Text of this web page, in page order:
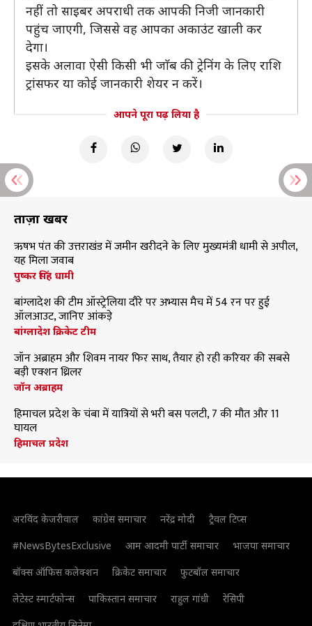
नहीं तो साइबर अपराधी तक आपकी निजी जानकारी
पहुंच जाएगी, जिससे वह आपका अकाउंट खाली कर
देगा।
इसके अलावा ऐसी किसी भी जाॅब की ट्रेनिंग के लिए राशि
ट्रांसफर या कोई जानकारी शेयर न करें।
आपने पूरा पढ़ लिया है
ताज़ा खबरें
ऋषभ पंत की उत्तराखंड में जमीन खरीदने के लिए मुख्यमंत्री धामी से अपील,
यह मिला जवाब
पुष्कर सिंह धामी
बांग्लादेश की टीम ऑस्ट्रेलिया दौरे पर अभ्यास मैच में 54 रन पर हुई
ऑलआउट, जानिए आंकड़े
बांग्लादेश क्रिकेट टीम
जॉन अब्राहम और शिवम नायर फिर साथ, तैयार हो रही करियर की सबसे
बड़ी एक्शन थ्रिलर
जॉन अब्राहम
हिमाचल प्रदेश के चंबा में यात्रियों से भरी बस पलटी, 7 की मौत और 11
घायल
हिमाचल प्रदेश
अरविंद केजरीवाल कांग्रेस समाचार नरेंद्र मोदी
ट्रैवल टिप्स
#NewsBytesExclusive
आम आदमी पार्टी समाचार
भाजपा समाचार
बॉक्स ऑफिस कलेक्शन
क्रिकेट समाचार
फुटबॉल समाचार
लेटेस्ट स्मार्टफोन्स
पाकिस्तान समाचार राहुल गांधी
रेसिपी